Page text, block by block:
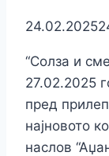
24.02.2025
“Солза и
27.02.2025
пред
најновото
наслов